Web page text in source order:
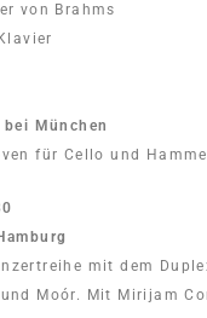
von Brahms
München
für Cello und
mit dem
Moór. Mit Mirijam